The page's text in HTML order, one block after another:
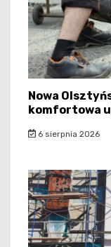
Nowa
komfortowa
6 sierpnia 2026